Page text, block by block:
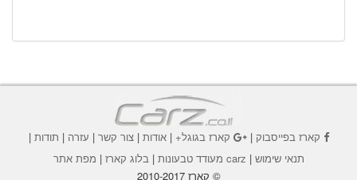
קארז בפייסבוק| קארז בגוגל+|אודות |צור קשר | עזרה | תודות |
תנאי שימוש | carz מעודד טבעונות |בלוג קארז | מפת אתר
© קארז 2010-2017